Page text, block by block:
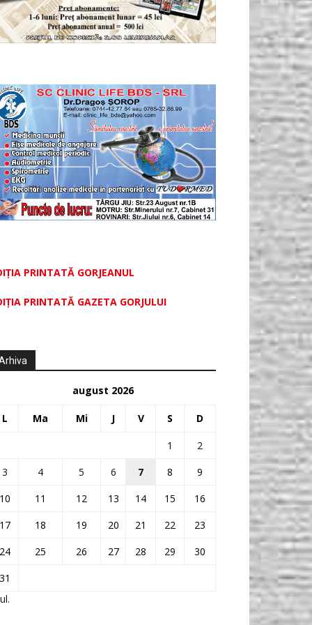
PRINTATĂ GORJEANUL
PRINTATĂ GAZETA GORJULUI
august 2026
L Ma Mi J V S D
1
2
3
4 5 6 7 8
9
11 12 13 14 15
16
18 19 20 21 22
23
25 26 27 28 29
30